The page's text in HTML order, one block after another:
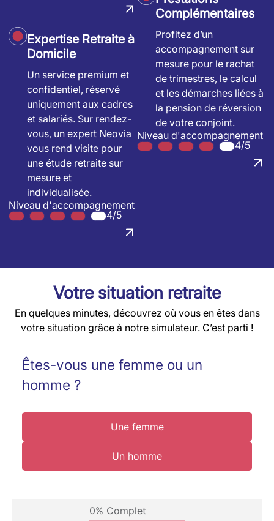
Expertise Retraite à
Domicile
Un service premium et
confidentiel, réservé
uniquement aux cadres
et salariés. Sur rendez-
vous, un expert Neovia
vous rend visite pour
une étude retraite sur
mesure et
individualisée.
Niveau d'accompagnement
4/5
Complémentaires
Profitez d’un
accompagnement sur
mesure pour le rachat
de trimestres, le calcul
et les démarches liées à
la pension de réversion
de votre conjoint.
Niveau d'accompagnement
4/5
Votre situation retraite
En quelques minutes, découvrez où vous en êtes dans
votre situation grâce à notre simulateur. C’est parti !